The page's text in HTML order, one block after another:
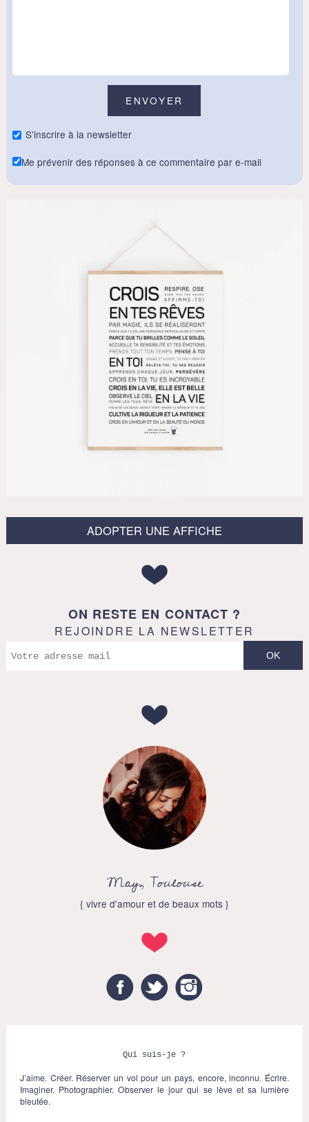
S'inscrire à la newsletter
Me prévenir des réponses à ce commentaire par e-mail
ADOPTER UNE AFFICHE
ON RESTE EN CONTACT ?
REJOINDRE LA NEWSLETTER
May, Toulouse
{ vivre d'amour et de beaux mots }
FacebookTwitter
Qui suis-je ?
J’aime. Créer. Réserver un vol pour un pays, encore, inconnu. Écrire.
Imaginer. Photographier. Observer le jour qui se lève et sa lumière
bleutée.